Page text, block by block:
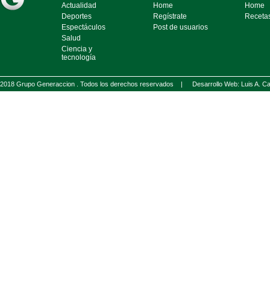
Actualidad
Deportes
Espectáculos
Salud
Ciencia y
tecnología
Home
Regístrate
Post de usuarios
Home
2018 Grupo Generaccion . Todos los derechos reservados | Desarrollo Web: Luis